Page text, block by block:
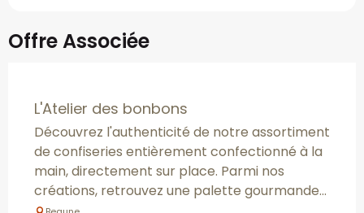
Offre Associée
L'Atelier des bonbons
Découvrez l'authenticité de notre assortiment
de confiseries entièrement confectionné à la
main, directement sur place. Parmi nos
créations, retrouvez une palette gourmande...